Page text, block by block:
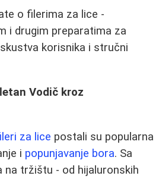
o filerima za lice -
i drugim preparatima za
korisnika i stručni
Vodič kroz
za lice postali su popularna
i popunjavanje bora. Sa
tržištu - od hijaluronskih